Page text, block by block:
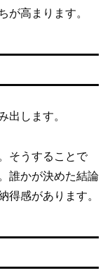
が高まります。
出します。
そうすることで
誰かが決めた結論
得感があります。